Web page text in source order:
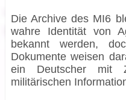
Die Archive des MI6
wahre Identität von
bekannt werden,
Dokumente weisen
ein Deutscher mit
militärischen